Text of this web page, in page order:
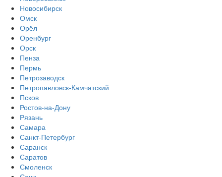
Новосибирск
Омск
Орёл
Оренбург
Орск
Пенза
Пермь
Петрозаводск
Петропавловск-Камчатский
Псков
Ростов-на-Дону
Рязань
Самара
Санкт-Петербург
Саранск
Саратов
Смоленск